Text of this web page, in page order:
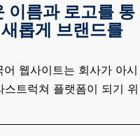
름과 로고를 통
롭게 브랜드를
웹사이트는 회사가 아시
트럭쳐 플랫폼이 되기 위